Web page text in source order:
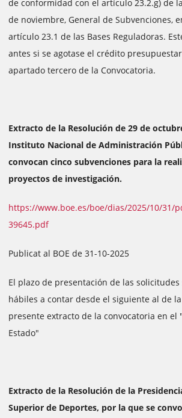
de conformidad con el artículo 23.2.g) de
de noviembre, General de Subvenciones,
artículo 23.1 de las Bases Reguladoras.
antes si se agotase el crédito
apartado tercero de la Convocatoria.
Extracto de la Resolución de 29 de
Instituto Nacional de Administración
convocan cinco subvenciones para la
proyectos de investigación.
https://www.boe.es/boe/dias/2025/10/31/
39645.pdf
Publicat al BOE de 31-10-2025
El plazo de presentación de las
hábiles a contar desde el siguiente al de
presente extracto de la convocatoria en el
Estado"
Extracto de la Resolución de la
Superior de Deportes, por la que se